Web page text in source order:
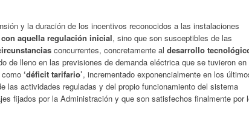
y la duración de los incentivos reconocidos a las instalaciones
aquella regulación inicial, sino que son susceptibles de las
concurrentes, concretamente al desarrollo
de lleno en las previsiones de demanda eléctrica que se tuvieron en
‘déficit tarifario’, incrementado exponencialmente en los
las actividades reguladas y del propio funcionamiento del sistema
fijados por la Administración y que son satisfechos finalmente por